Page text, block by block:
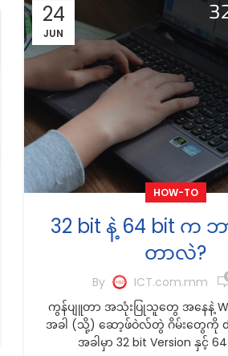
24
JUN
HOW-TO
32 bit နဲ့ 64 bit က
တာလဲ?
By ICT.com.mm
ကွန်ပျူတာ အသုံးပြုသူတွေ အနေနဲ့
အခါ (သို့) ဆော့ဖ်ဝဲလ်တွဲ ဂိမ်းတွေကို
အခါမှာ 32 bit Version နှင့် 64